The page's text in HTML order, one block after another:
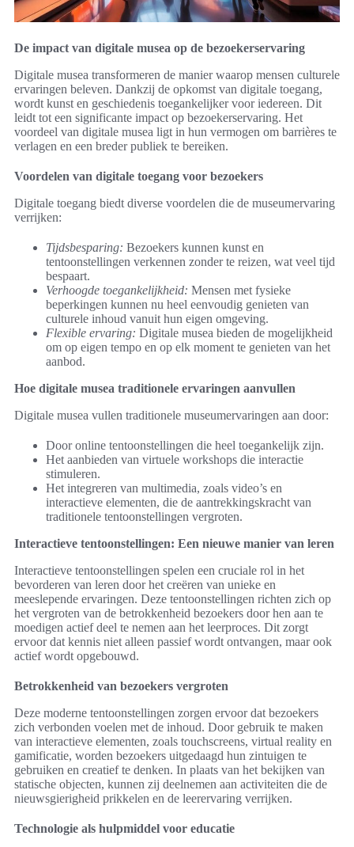
De impact van digitale musea op de bezoekerservaring
Digitale musea transformeren de manier waarop mensen culturele
ervaringen beleven. Dankzij de opkomst van digitale toegang,
wordt kunst en geschiedenis toegankelijker voor iedereen. Dit
leidt tot een significante impact op bezoekerservaring. Het
voordeel van digitale musea ligt in hun vermogen om barrières te
verlagen en een breder publiek te bereiken.
Voordelen van digitale toegang voor bezoekers
Digitale toegang biedt diverse voordelen die de museumervaring
verrijken:
Tijdsbesparing: Bezoekers kunnen kunst en
tentoonstellingen verkennen zonder te reizen, wat veel tijd
bespaart.
Verhoogde toegankelijkheid: Mensen met fysieke
beperkingen kunnen nu heel eenvoudig genieten van
culturele inhoud vanuit hun eigen omgeving.
Flexible ervaring: Digitale musea bieden de mogelijkheid
om op eigen tempo en op elk moment te genieten van het
aanbod.
Hoe digitale musea traditionele ervaringen aanvullen
Digitale musea vullen traditionele museumervaringen aan door:
Door online tentoonstellingen die heel toegankelijk zijn.
Het aanbieden van virtuele workshops die interactie
stimuleren.
Het integreren van multimedia, zoals video’s en
interactieve elementen, die de aantrekkingskracht van
traditionele tentoonstellingen vergroten.
Interactieve tentoonstellingen: Een nieuwe manier van leren
Interactieve tentoonstellingen spelen een cruciale rol in het
bevorderen van leren door het creëren van unieke en
meeslepende ervaringen. Deze tentoonstellingen richten zich op
het vergroten van de betrokkenheid bezoekers door hen aan te
moedigen actief deel te nemen aan het leerproces. Dit zorgt
ervoor dat kennis niet alleen passief wordt ontvangen, maar ook
actief wordt opgebouwd.
Betrokkenheid van bezoekers vergroten
Deze moderne tentoonstellingen zorgen ervoor dat bezoekers
zich verbonden voelen met de inhoud. Door gebruik te maken
van interactieve elementen, zoals touchscreens, virtual reality en
gamificatie, worden bezoekers uitgedaagd hun zintuigen te
gebruiken en creatief te denken. In plaats van het bekijken van
statische objecten, kunnen zij deelnemen aan activiteiten die de
nieuwsgierigheid prikkelen en de leerervaring verrijken.
Technologie als hulpmiddel voor educatie